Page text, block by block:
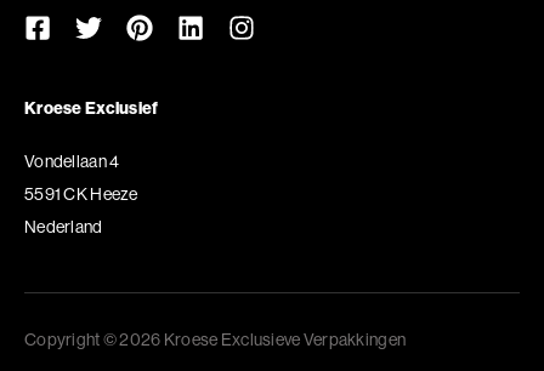
Kroese Exclusief
Vondellaan 4
5591 CK Heeze
Nederland
Copyright © 2026 Kroese Exclusieve Verpakkingen